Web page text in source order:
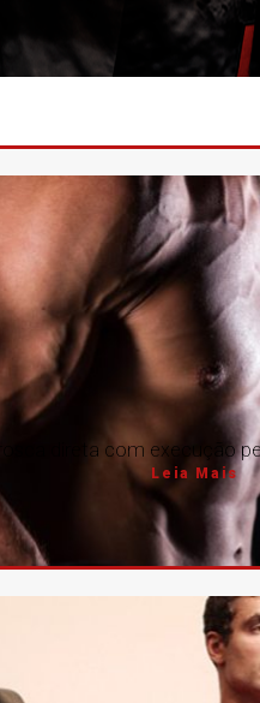
direta com execução
Leia Mais